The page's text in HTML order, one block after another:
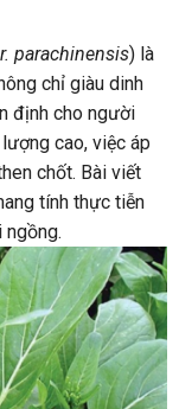
parachinensis) là
chỉ giàu dinh
định cho người
cao, việc áp
chốt. Bài viết
tính thực tiễn